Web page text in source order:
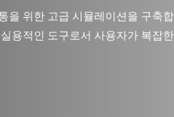
을 위한 고급 시뮬레이션을 구축
용적인 도구로서 사용자가 복잡